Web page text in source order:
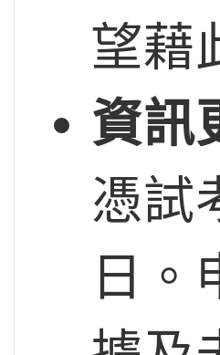
望藉
資訊
憑試
日。